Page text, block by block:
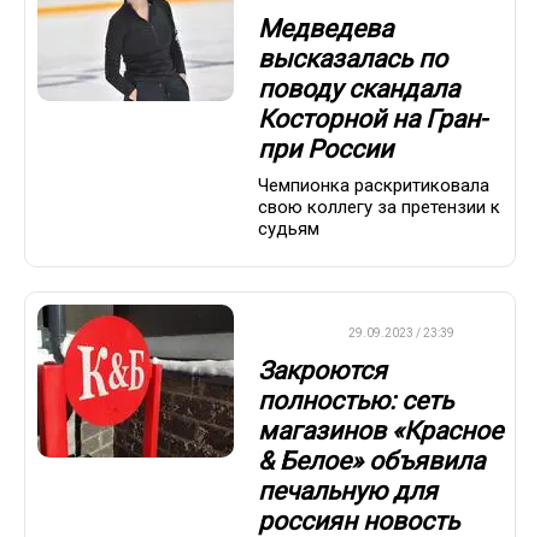
Медведева
высказалась по
поводу скандала
Косторной на Гран-
при России
Чемпионка раскритиковала
свою коллегу за претензии к
судьям
29.09.2023 / 23:39
Закроются
полностью: сеть
магазинов «Красное
& Белое» объявила
печальную для
россиян новость